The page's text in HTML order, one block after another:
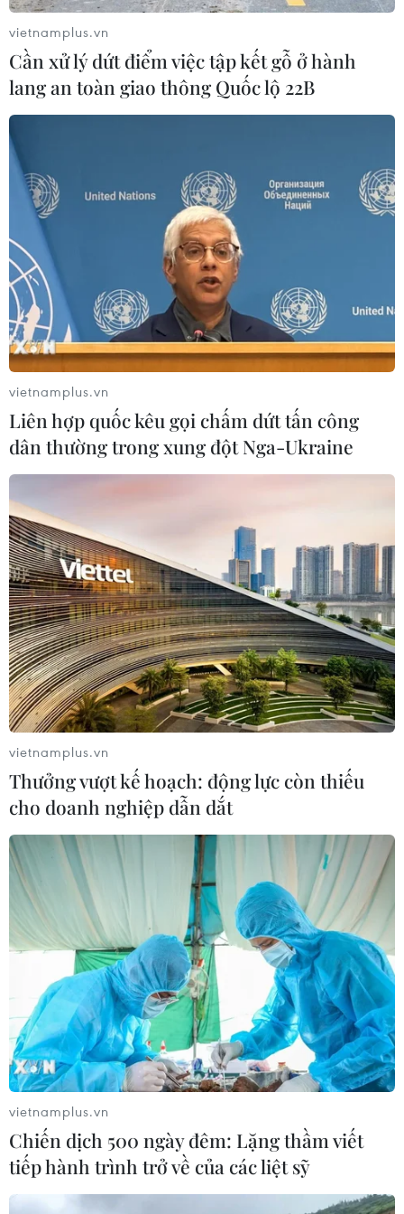
cho toàn dân tại Việt Nam./.
(Vietnam+)
#bảo hiểm xã hội
#giá hoá dân số
TP. Hà Nội
Theo dõi VietnamPlus
TIN LIÊN QUAN
Các chính sách tăng tiền lương hưu, trợ
cấp có hiệu lực trong tháng Ba
28/02/2022 08:00
Việc điều chỉnh tăng lương hưu, trợ cấp hàng tháng sẽ
bắt đầu được có hiệu lực từ tháng Ba. Dự kiến có hơn 3
vietnamplus.vn
Cần xử lý dứt điểm việc tập kết gỗ ở hành
lang an toàn giao thông Quốc lộ 22B
vietnamplus.vn
Liên hợp quốc kêu gọi chấm dứt tấn công
dân thường trong xung đột Nga-Ukraine
vietnamplus.vn
Thưởng vượt kế hoạch: động lực còn thiếu
cho doanh nghiệp dẫn dắt
vietnamplus.vn
Chiến dịch 500 ngày đêm: Lặng thầm viết
tiếp hành trình trở về của các liệt sỹ